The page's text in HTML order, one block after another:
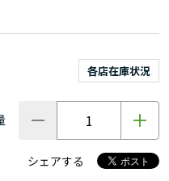
各店在庫状況
シェアする